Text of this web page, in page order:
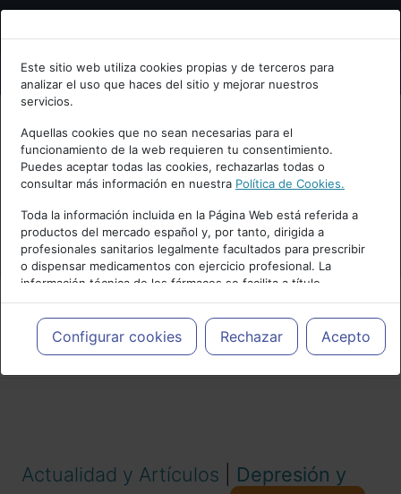
Bienvenid@ a psiquiatria.com
Escribe tu Email
Accede o regístrate con tu email.
Cancelar
Este sitio web utiliza cookies propias y de terceros para
analizar el uso que haces del sitio y mejorar nuestros
servicios.
Aquellas cookies que no sean necesarias para el
funcionamiento de la web requieren tu consentimiento.
Puedes aceptar todas las cookies, rechazarlas todas o
consultar más información en nuestra Política de Cookies.
Toda la información incluida en la Página Web está referida a
productos del mercado español y, por tanto, dirigida a
profesionales sanitarios legalmente facultados para prescribir
o dispensar medicamentos con ejercicio profesional. La
información técnica de los fármacos se facilita a título
meramente informativo, siendo responsabilidad de los
profesionales facultados prescribir medicamentos y decidir, en
cada caso concreto, el tratamiento más adecuado a las
necesidades del paciente.
Configurar cookies Rechazar Acepto
PUBLICIDAD
Actualidad y Artículos
Depresión y